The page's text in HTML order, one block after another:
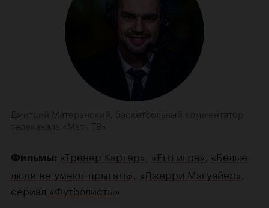
Фильмы: «Тренер Картер» «Его игра» «Белые
люди не умеют прыгать» «Джерри Магуайер»
сериал «Футболисты»